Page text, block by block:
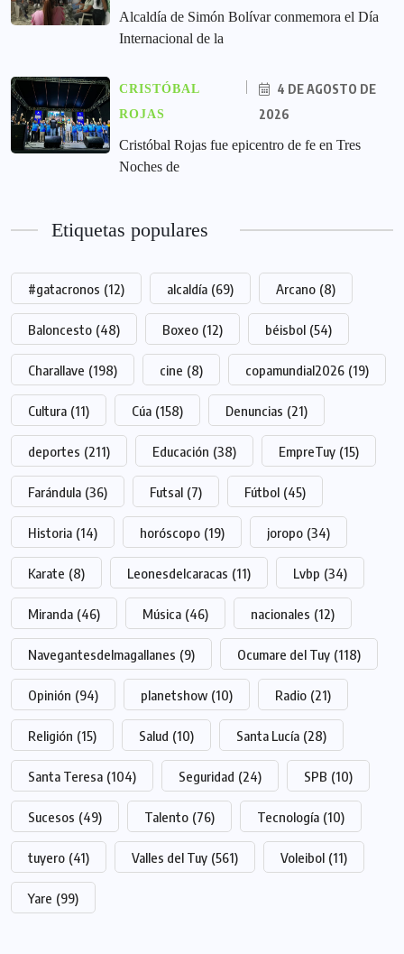
Alcaldía de Simón Bolívar conmemora el Día
Internacional de la
CRISTÓBAL
ROJAS
4 DE AGOSTO DE
2026
Cristóbal Rojas fue epicentro de fe en Tres
Noches de
Etiquetas populares
#gatacronos (12) alcaldía (69) Arcano (8)
Baloncesto (48) Boxeo (12) béisbol (54)
Charallave (198) cine (8) copamundial2026 (19)
Cultura (11) Cúa (158) Denuncias (21)
deportes (211) Educación (38) EmpreTuy (15)
Farándula (36) Futsal (7) Fútbol (45)
Historia (14) horóscopo (19) joropo (34)
Karate (8) Leonesdelcaracas (11) Lvbp (34)
Miranda (46) Música (46) nacionales (12)
Navegantesdelmagallanes (9) Ocumare del Tuy (118)
Opinión (94) planetshow (10) Radio (21)
Religión (15) Salud (10) Santa Lucía (28)
Santa Teresa (104) Seguridad (24) SPB (10)
Sucesos (49) Talento (76) Tecnología (10)
tuyero (41) Valles del Tuy (561) Voleibol (11)
Yare (99)